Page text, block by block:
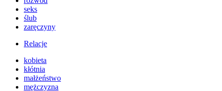
seks
ślub
zaręczyny
Relacje
kobieta
kłótnia
małżeństwo
mężczyzna